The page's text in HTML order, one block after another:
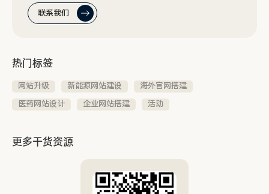
联系我们
热门标签
网站升级 新能源网站建设
海外官网搭建
医药网站设计
企业网站搭建 活动
更多干货资源